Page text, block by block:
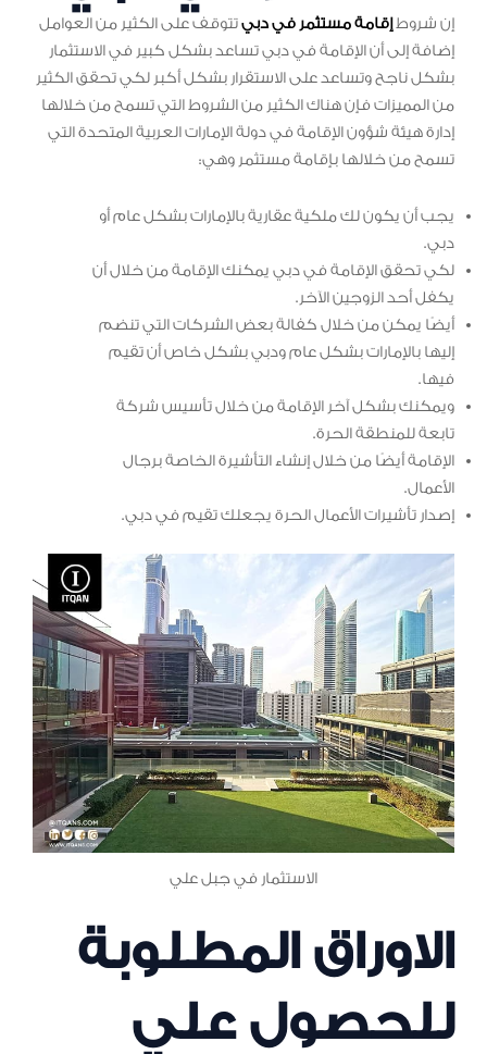
إن شروطإقامة مستثمر في دبيتتوقف على الكثير من العوامل
إضافة إلى أن الإقامة في دبي تساعد بشكل كبير في الاستثمار
بشكل ناجح وتساعد على الاستقرار بشكل أكبر لكي تحقق الكثير
من المميزات فإن هناك الكثير من الشروط التي تسمح من خلالها
إدارة هيئة شؤون الإقامة في دولة الإمارات العربية المتحدة التي
تسمح من خلالها بإقامة مستثمر وهي:
يجب أن يكون لك ملكية عقارية بالإمارات بشكل عام أو
دبي.
لكي تحقق الإقامة في دبي يمكنك الإقامة من خلال أن
يكفل أحد الزوجين الآخر.
أيضًا يمكن من خلال كفالة بعض الشركات التي تنضم
إليها بالإمارات بشكل عام ودبي بشكل خاص أن تقيم
فيها.
ويمكنك بشكل آخر الإقامة من خلال تأسيس شركة
تابعة للمنطقة الحرة.
الإقامة أيضًا من خلال إنشاء التأشيرة الخاصة برجال
الأعمال.
إصدار تأشيرات الأعمال الحرة يجعلك تقيم في دبي.
الاستثمار في جبل علي
الاوراق المطلوبة
للحصول علي